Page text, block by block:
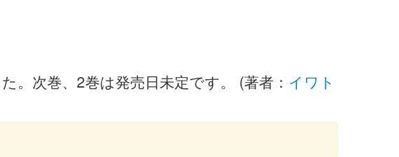
。次巻、2巻は発売日未定です。 (著者： イワト